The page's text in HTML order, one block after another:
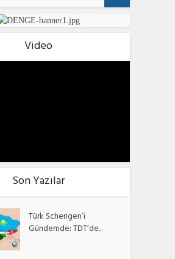
Video
Son Yazılar
Türk Schengen’i
Gündemde: TDT’de...